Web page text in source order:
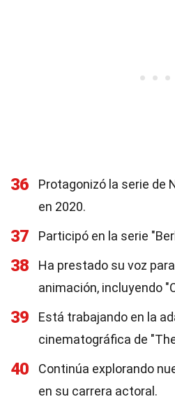
36
Protagonizó la serie de
en 2020.
37 Participó en la serie
38
Ha prestado su voz
animación, incluyendo
39
Está trabajando en la
cinematográfica de
40
Continúa explorando
en su carrera actoral.